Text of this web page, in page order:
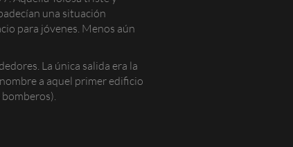
una situación
para jóvenes. Menos aún
La única salida era la
a aquel primer edificio
bomberos).